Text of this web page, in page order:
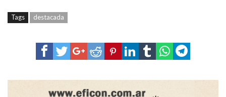
Tags destacada